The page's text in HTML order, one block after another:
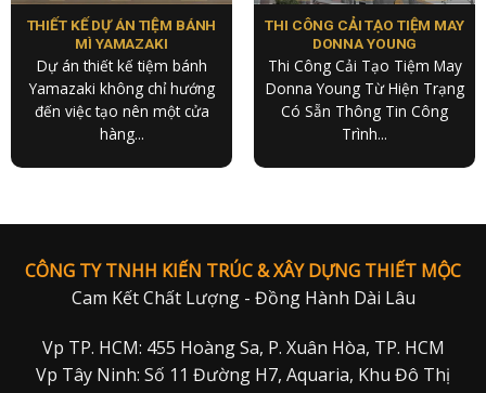
THIẾT KẾ DỰ ÁN TIỆM BÁNH
MÌ YAMAZAKI
Dự án thiết kế tiệm bánh
Yamazaki không chỉ hướng
đến việc tạo nên một cửa
hàng...
THI CÔNG CẢI TẠO TIỆM MAY
DONNA YOUNG
Thi Công Cải Tạo Tiệm May
Donna Young Từ Hiện Trạng
Có Sẵn Thông Tin Công
Trình...
CÔNG TY TNHH KIẾN TRÚC & XÂY DỰNG THIẾT MỘC
Cam Kết Chất Lượng - Đồng Hành Dài Lâu
Vp TP. HCM: 455 Hoàng Sa, P. Xuân Hòa, TP. HCM
Vp Tây Ninh: Số 11 Đường H7, Aquaria, Khu Đô Thị